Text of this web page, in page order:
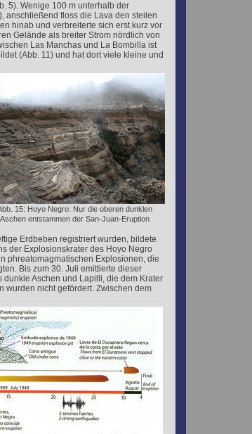
5). Wenige 100 m unterhalb der
anschließend floss die Lava den steilen
hinab und verbreiterte sich erst kurz vor
Gelände als breiter Strom nördlich von
Las Manchas und La Bombilla ist
(Abb. 11) und hat dort viele kleine und
15: Hoyo Negro: Nur die oberen dunklen
Aschen entstammen der San-Juan-Eruption
Erdbeben registriert wurden, bildete
der Explosionskrater des Hoyo Negro
phreatomagmatischen Explosionen, die
Bis zum 30. Juli emittierte dieser
Aschen und Lapilli, die dem Krater
wurden nicht gefördert. Zwischen dem